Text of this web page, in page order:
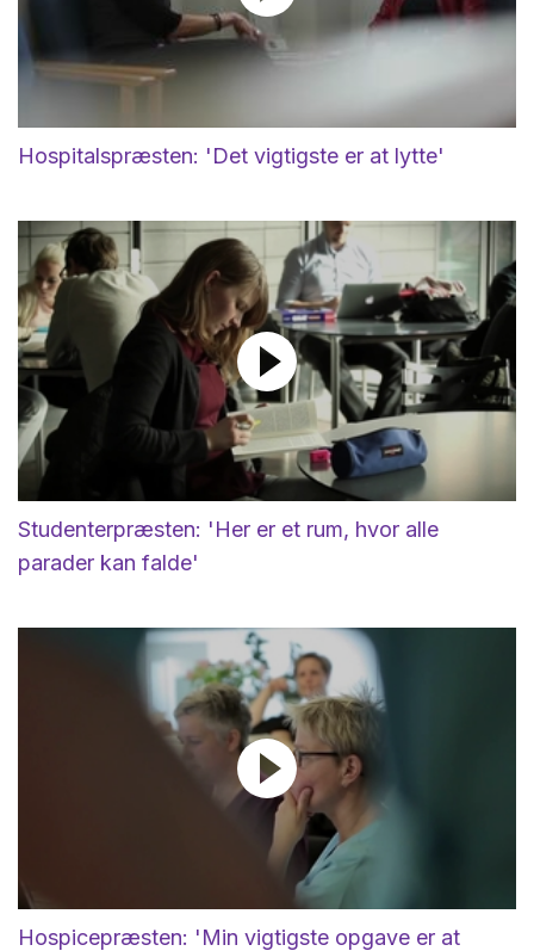
Hospitalspræsten: 'Det vigtigste er at lytte'
Studenterpræsten: 'Her er et rum, hvor alle
parader kan falde'
Hospicepræsten: 'Min vigtigste opgave er at